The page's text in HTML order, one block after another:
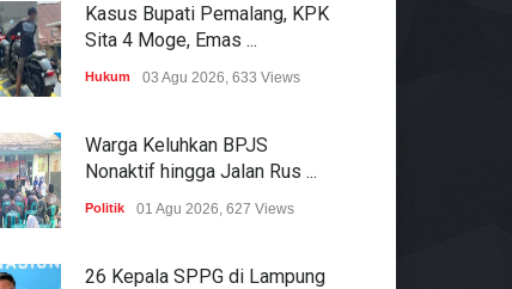
Kasus Bupati Pemalang, KPK
Sita 4 Moge, Emas ...
Hukum 03 Agu 2026, 633 Views
Warga Keluhkan BPJS
Nonaktif hingga Jalan Rus ...
Politik 01 Agu 2026, 627 Views
26 Kepala SPPG di Lampung